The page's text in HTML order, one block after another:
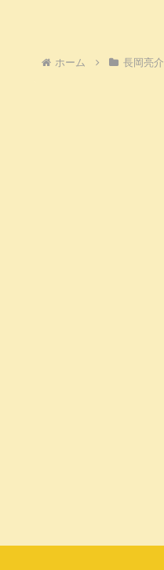
ホーム 長岡亮介